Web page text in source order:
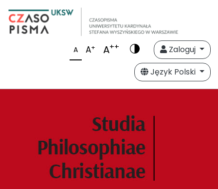
A A+ A++
Zaloguj
Język Polski